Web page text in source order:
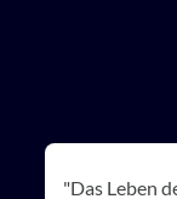
"Das Leben